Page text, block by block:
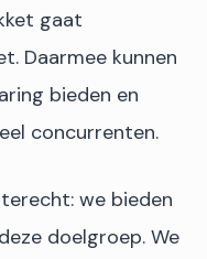
gaat
Daarmee kunnen
bieden en
concurrenten.
we bieden
doelgroep. We